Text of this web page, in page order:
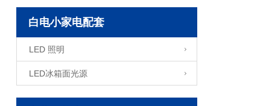
白电小家电配套
LED 照明
LED冰箱面光源